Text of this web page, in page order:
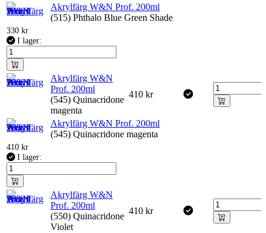
Akrylfärg W&N Prof. 200ml
(515) Phthalo Blue Green Shade
330 kr
I lager:
Akrylfärg W&N
Prof. 200ml
(545) Quinacridone
magenta
410 kr
Akrylfärg W&N Prof. 200ml
(545) Quinacridone magenta
410 kr
I lager:
Akrylfärg W&N
Prof. 200ml
(550) Quinacridone
Violet
410 kr